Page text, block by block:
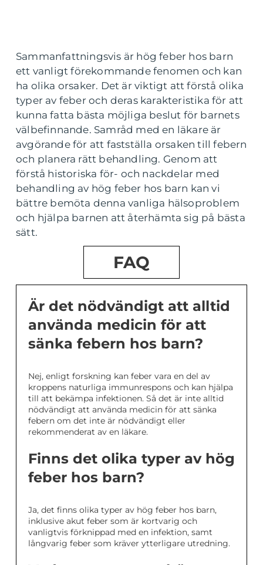
Sammanfattningsvis är hög feber hos barn
ett vanligt förekommande fenomen och kan
ha olika orsaker. Det är viktigt att förstå olika
typer av feber och deras karakteristika för att
kunna fatta bästa möjliga beslut för barnets
välbefinnande. Samråd med en läkare är
avgörande för att fastställa orsaken till febern
och planera rätt behandling. Genom att
förstå historiska för- och nackdelar med
behandling av hög feber hos barn kan vi
bättre bemöta denna vanliga hälsoproblem
och hjälpa barnen att återhämta sig på bästa
sätt.
FAQ
Är det nödvändigt att alltid
använda medicin för att
sänka febern hos barn?
Nej, enligt forskning kan feber vara en del av
kroppens naturliga immunrespons och kan hjälpa
till att bekämpa infektionen. Så det är inte alltid
nödvändigt att använda medicin för att sänka
febern om det inte är nödvändigt eller
rekommenderat av en läkare.
Finns det olika typer av hög
feber hos barn?
Ja, det finns olika typer av hög feber hos barn,
inklusive akut feber som är kortvarig och
vanligtvis förknippad med en infektion, samt
långvarig feber som kräver ytterligare utredning.